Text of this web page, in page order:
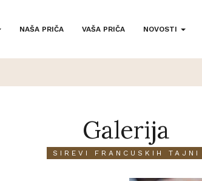
NAŠA PRIČA VAŠA PRIČA NOVOSTI
Galerija
SIREVI FRANCUSKIH TAJNI